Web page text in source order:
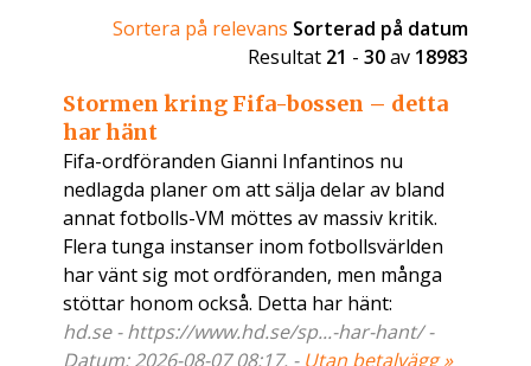
Sortera på relevans Sorterad på datum
Resultat 21 - 30av 18983
Stormen kring Fifa-bossen – detta
har hänt
Fifa-ordföranden Gianni Infantinos nu
nedlagda planer om att sälja delar av bland
annat fotbolls-VM möttes av massiv kritik.
Flera tunga instanser inom fotbollsvärlden
har vänt sig mot ordföranden, men många
stöttar honom också. Detta har hänt:
hd.se - https://www.hd.se/sp...-har-hant/ -
Datum: 2026-08-07 08:17. - Utan betalvägg »